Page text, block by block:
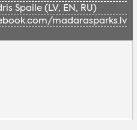
Spaile (LV, EN, RU)
madarasparks.lv